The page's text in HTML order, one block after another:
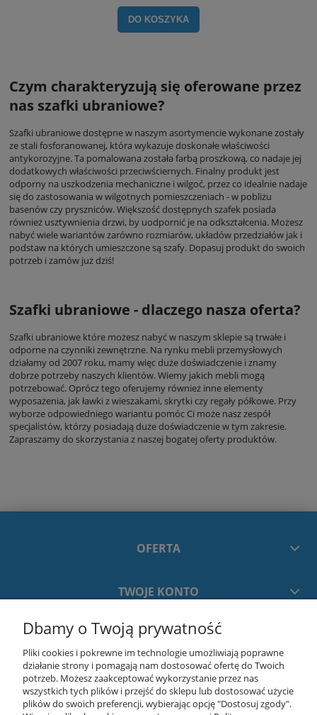
DO KOSZYKA
Czym charakteryzują się oferowane przez
nas szafki ubraniowe?
Szafki ubraniowe dostępne w naszym asortymencie wykonane zostały
ze stali fosforanowanej, która wykazuje doskonałe właściwości
antykorozyjne. Ta pomalowana została farbą proszkową, co nadaje jej
dodatkowych właściwości przeciwściernych. Finalny produkt jest
odporny na uszkodzenia mechaniczne i wilgoć, przez co idealnie nadaje
się do zastosowania w wilgotnych pomieszczeniach - w pobliżu
basenów czy pryszniców. Większość dostępnych szafek posiada
również usztywnienia drzwi, by uodpornić je na odkształcenia. Możesz
nabyć wiele wariantów zarówno rozmiarów, układów przedziałów jak i
podstaw na których umieszczone są szafy. Dopasuj produkt do swoich
potrzeb i zamów już dziś!
Szafki ubraniowe - dlaczego nasza oferta?
Szafki ubraniowe które możesz nabyć w naszym sklepie są trwałe i
odporne na czynniki zewnętrzne. Na rynku mebli przemysłowych
działamy od 2007 roku, mamy więc duże doświadczenie i znamy
dobrze potrzeby naszych klientów. Wiemy jakich mebli mogą
potrzebować. Oprócz tego oferujemy również inne elementy
wyposażenia, jak ławki z wieszakami, skrytki czy regały półkowe. Przy
wyborze odpowiedniego wariantu pomóc Ci może nasz zespół
specjalistów, którzy posiadają duże doświadczenie w tym zakresie.
Zapraszamy do skorzystania z naszej bogatej oferty produktów.
OFERTA
TWOJE KONTO
PŁATNOŚCI I DOSTAWA
INFORMACJE
Dbamy o Twoją prywatność
Pliki cookies i pokrewne im technologie umożliwiają poprawne
działanie strony i pomagają nam dostosować ofertę do Twoich
potrzeb. Możesz zaakceptować wykorzystanie przez nas
wszystkich tych plików i przejść do sklepu lub dostosować użycie
plików do swoich preferencji, wybierając opcję "Dostosuj zgody".